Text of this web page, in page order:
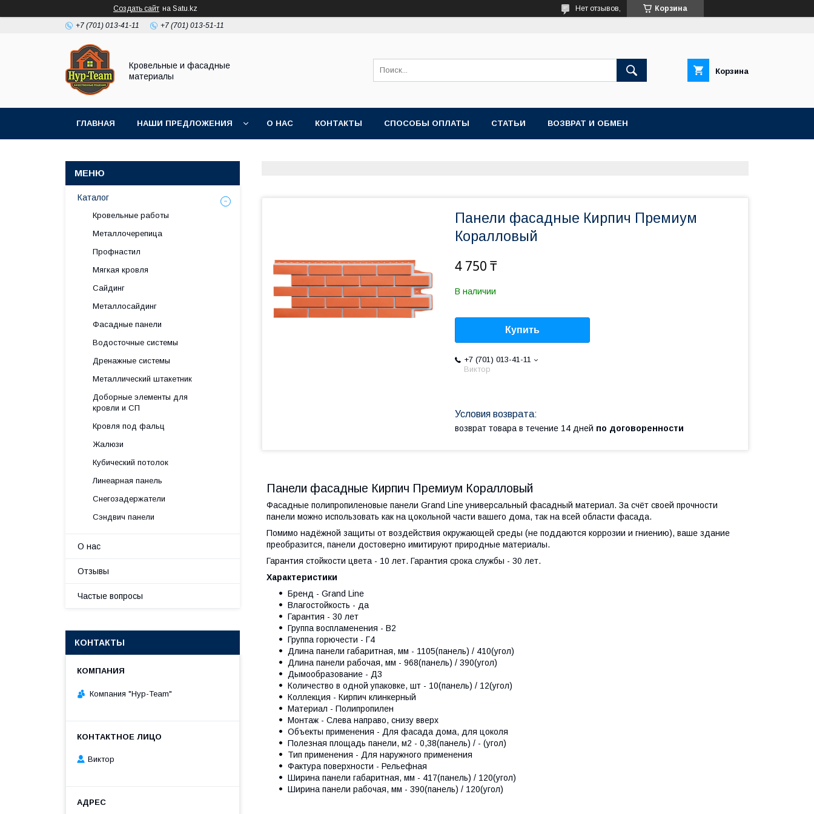
Создать сайт на Satu.kz Корзина
Нет отзывов,
+7 (701) 013-41-11 +7 (701) 013-51-11
Кровельные и фасадные
материалы
Корзина
ГЛАВНАЯ НАШИ ПРЕДЛОЖЕНИЯ О НАС КОНТАКТЫ СПОСОБЫ ОПЛАТЫ СТАТЬИ ВОЗВРАТ И ОБМЕН
Панели фасадные Кирпич Премиум
Коралловый
4 750 ₸
В наличии
Купить
+7 (701) 013-41-11
Виктор
возврат товара в течение 14 дней по договоренности
Панели фасадные Кирпич Премиум Коралловый
Фасадные полипропиленовые панели Grand Line универсальный фасадный материал. За счёт своей прочности
панели можно использовать как на цокольной части вашего дома, так на всей области фасада.
Помимо надёжной защиты от воздействия окружающей среды (не поддаются коррозии и гниению), ваше здание
преобразится, панели достоверно имитируют природные материалы.
Гарантия стойкости цвета - 10 лет. Гарантия срока службы - 30 лет.
Характеристики
Бренд - Grand Line
Влагостойкость - да
Гарантия - 30 лет
Группа воспламенения - В2
Группа горючести - Г4
Длина панели габаритная, мм - 1105(панель) / 410(угол)
Длина панели рабочая, мм - 968(панель) / 390(угол)
Дымообразование - Д3
Количество в одной упаковке, шт - 10(панель) / 12(угол)
Коллекция - Кирпич клинкерный
Материал - Полипропилен
Монтаж - Слева направо, снизу вверх
Объекты применения - Для фасада дома, для цоколя
Полезная площадь панели, м2 - 0,38(панель) / - (угол)
Тип применения - Для наружного применения
Фактура поверхности - Рельефная
Ширина панели габаритная, мм - 417(панель) / 120(угол)
Ширина панели рабочая, мм - 390(панель) / 120(угол)
Каталог
Кровельные работы
Металлочерепица
Профнастил
Мягкая кровля
Сайдинг
Металлосайдинг
Фасадные панели
Водосточные системы
Дренажные системы
Металлический штакетник
Доборные элементы для
кровли и СП
Кровля под фальц
Жалюзи
Кубический потолок
Линеарная панель
Снегозадержатели
Сэндвич панели
О нас
Отзывы
Частые вопросы
КОНТАКТЫ
Компания "Нур-Team"
Виктор